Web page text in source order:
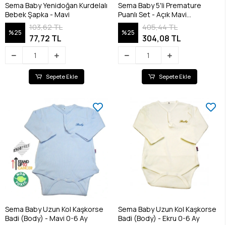
Sema Baby Yenidoğan Kurdelalı
Bebek Şapka - Mavi
%25
103,62 TL
77,72 TL
Sepete Ekle
Sema Baby 5'li Premature
Puanlı Set - Açık Mavi
8682476853155
%25
405,44 TL
304,08 TL
Sepete Ekle
Sema Baby Uzun Kol Kaşkorse
Badi (Body) - Mavi 0-6 Ay
Sema Baby Uzun Kol Kaşkorse
Badi (Body) - Ekru 0-6 Ay